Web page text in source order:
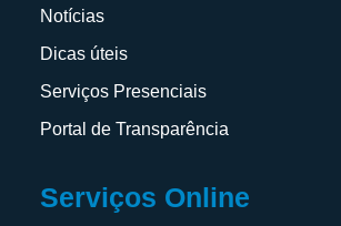
Notícias
Dicas úteis
Serviços Presenciais
Portal de Transparência
Serviços Online